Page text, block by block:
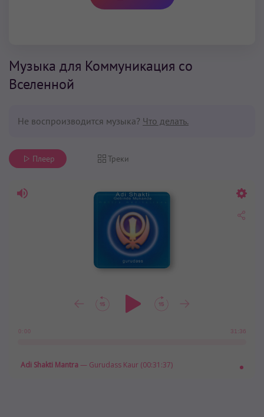
Музыка для Коммуникация cо
Вселенной
Не воспроизводится музыка? Что делать.
Плеер Треки
0:00 31:36
Adi Shakti Mantra— Gurudass Kaur (00:31:37)